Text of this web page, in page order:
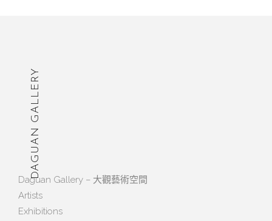
DAGUAN GALLERY
Daguan Gallery – 大觀藝術空間
Artists
Exhibitions